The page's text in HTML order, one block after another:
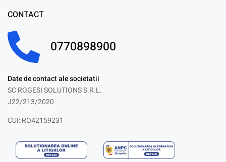
CONTACT
0770898900
Date de contact ale societatii
SC ROGESI SOLUTIONS S.R.L.
J22/213/2020
CUI: RO42159231